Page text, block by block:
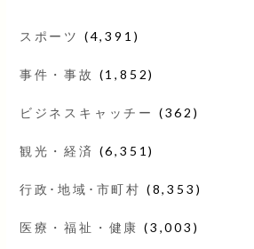
スポーツ (4,391)
事件・事故 (1,852)
ビジネスキャッチー (362)
観光・経済 (6,351)
行政･地域･市町村 (8,353)
医療・福祉・健康 (3,003)